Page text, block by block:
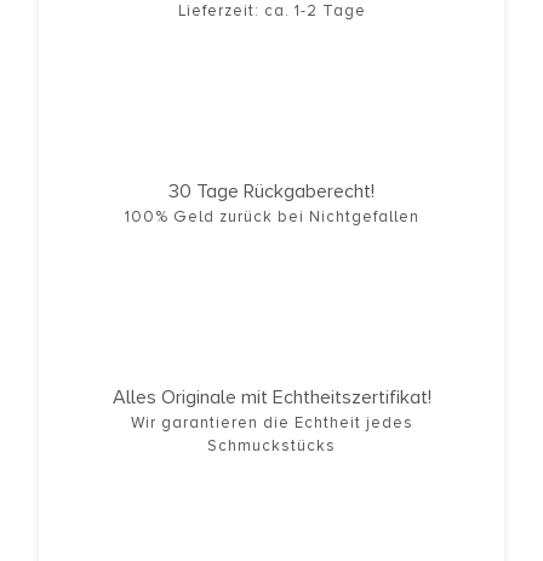
Lieferzeit: ca. 1-2 Tage
30 Tage Rückgaberecht!
100% Geld zurück bei Nichtgefallen
Alles Originale mit Echtheitszertifikat!
Wir garantieren die Echtheit jedes
Schmuckstücks